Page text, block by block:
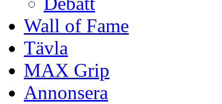
Wall of Fame
Tävla
MAX Grip
Annonsera